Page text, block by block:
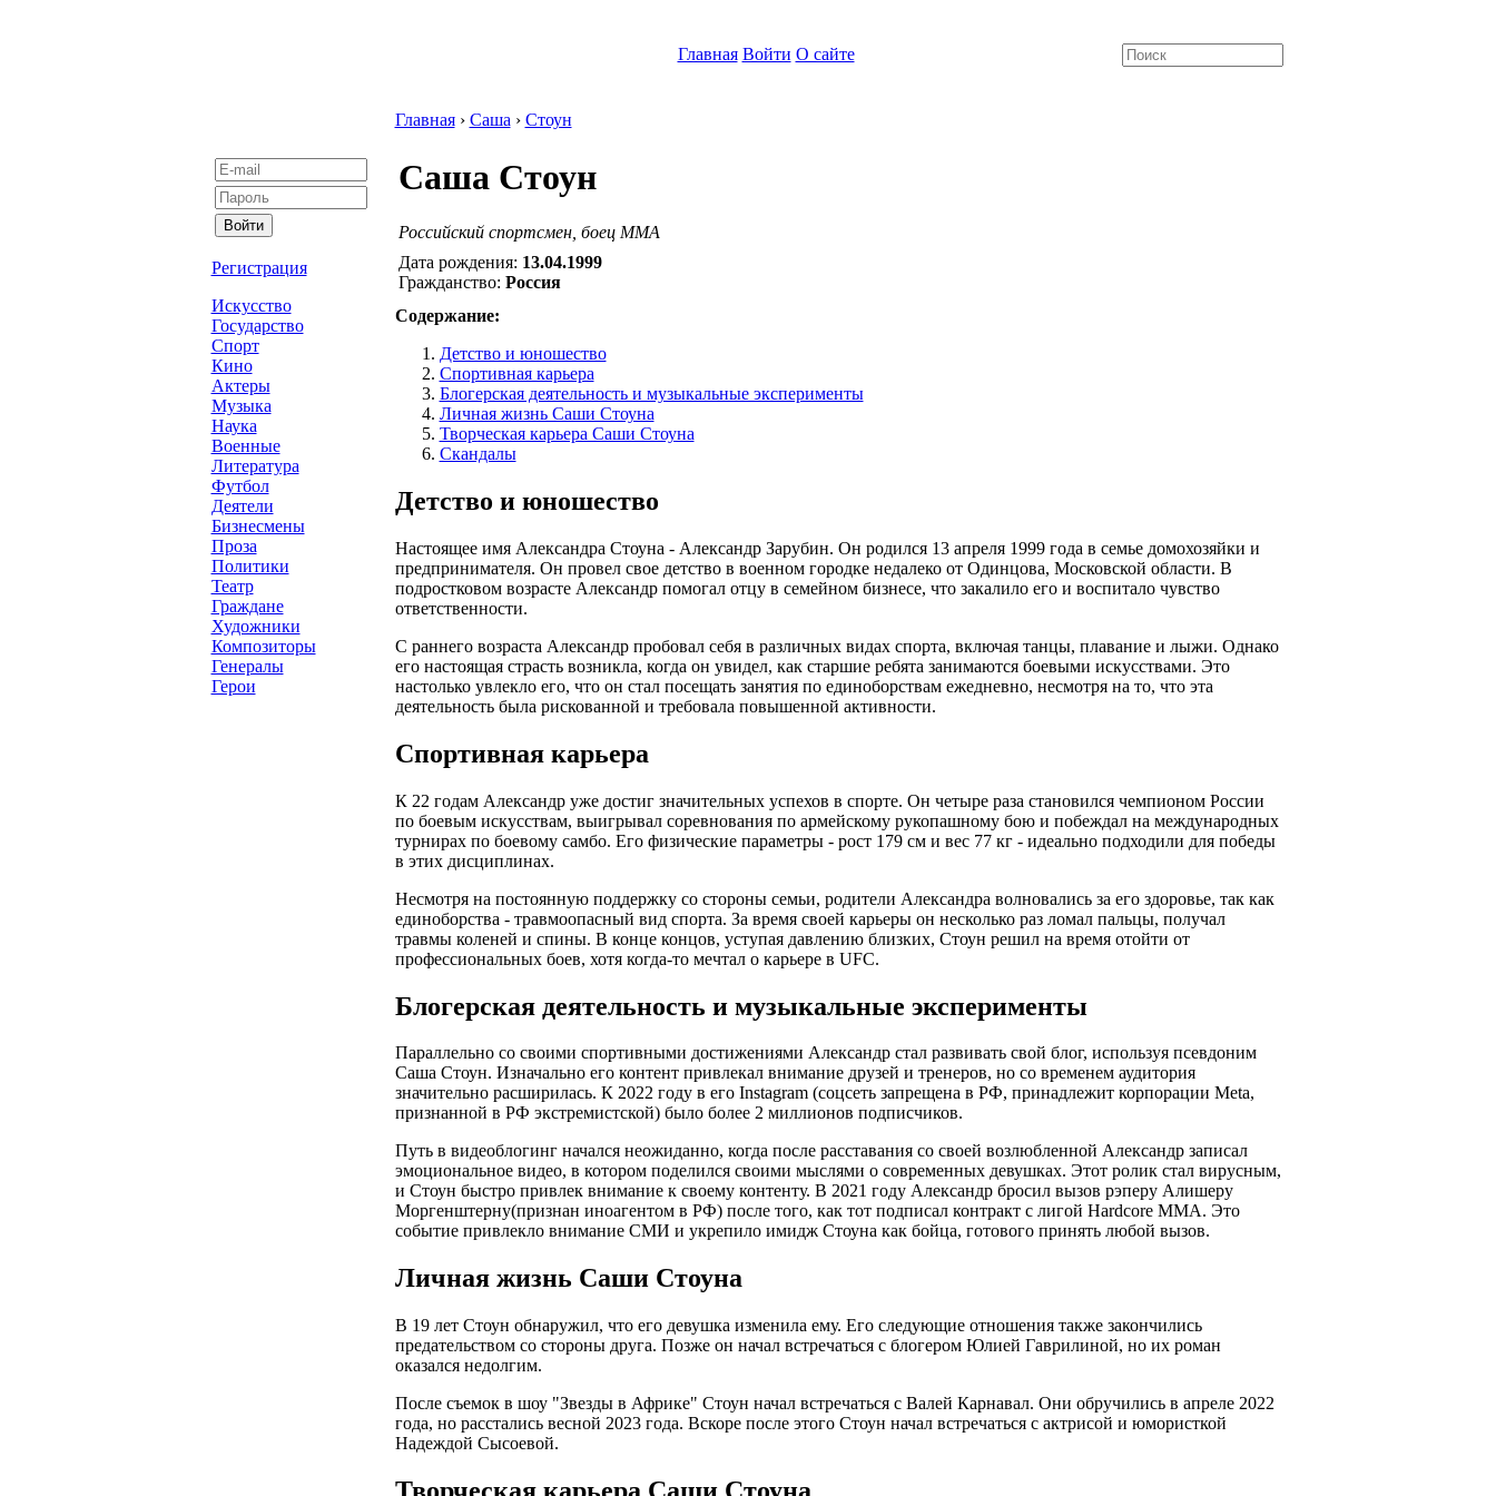
Главная Войти О сайте
Регистрация
Искусство
Государство
Спорт
Кино
Актеры
Музыка
Наука
Военные
Литература
Футбол
Деятели
Бизнесмены
Проза
Политики
Театр
Граждане
Художники
Композиторы
Генералы
Герои
Главная› Саша › Стоун
Саша Стоун
Российский спортсмен, боец ММА
Дата рождения: 13.04.1999
Гражданство: Россия
Содержание:
Детство и юношество
Спортивная карьера
Блогерская деятельность и музыкальные эксперименты
Личная жизнь Саши Стоуна
Творческая карьера Саши Стоуна
Скандалы
Детство и юношество
Настоящее имя Александра Стоуна - Александр Зарубин. Он родился 13 апреля 1999 года в семье домохозяйки и
предпринимателя. Он провел свое детство в военном городке недалеко от Одинцова, Московской области. В
подростковом возрасте Александр помогал отцу в семейном бизнесе, что закалило его и воспитало чувство
ответственности.
С раннего возраста Александр пробовал себя в различных видах спорта, включая танцы, плавание и лыжи. Однако
его настоящая страсть возникла, когда он увидел, как старшие ребята занимаются боевыми искусствами. Это
настолько увлекло его, что он стал посещать занятия по единоборствам ежедневно, несмотря на то, что эта
деятельность была рискованной и требовала повышенной активности.
Спортивная карьера
К 22 годам Александр уже достиг значительных успехов в спорте. Он четыре раза становился чемпионом России
по боевым искусствам, выигрывал соревнования по армейскому рукопашному бою и побеждал на международных
турнирах по боевому самбо. Его физические параметры - рост 179 см и вес 77 кг - идеально подходили для победы
в этих дисциплинах.
Несмотря на постоянную поддержку со стороны семьи, родители Александра волновались за его здоровье, так как
единоборства - травмоопасный вид спорта. За время своей карьеры он несколько раз ломал пальцы, получал
травмы коленей и спины. В конце концов, уступая давлению близких, Стоун решил на время отойти от
профессиональных боев, хотя когда-то мечтал о карьере в UFC.
Блогерская деятельность и музыкальные эксперименты
Параллельно со своими спортивными достижениями Александр стал развивать свой блог, используя псевдоним
Саша Стоун. Изначально его контент привлекал внимание друзей и тренеров, но со временем аудитория
значительно расширилась. К 2022 году в его Instagram (соцсеть запрещена в РФ, принадлежит корпорации Meta,
признанной в РФ экстремистской) было более 2 миллионов подписчиков.
Путь в видеоблогинг начался неожиданно, когда после расставания со своей возлюбленной Александр записал
эмоциональное видео, в котором поделился своими мыслями о современных девушках. Этот ролик стал вирусным,
и Стоун быстро привлек внимание к своему контенту. В 2021 году Александр бросил вызов рэперу Алишеру
Моргенштерну(признан иноагентом в РФ) после того, как тот подписал контракт с лигой Hardcore MMA. Это
событие привлекло внимание СМИ и укрепило имидж Стоуна как бойца, готового принять любой вызов.
Личная жизнь Саши Стоуна
В 19 лет Стоун обнаружил, что его девушка изменила ему. Его следующие отношения также закончились
предательством со стороны друга. Позже он начал встречаться с блогером Юлией Гаврилиной, но их роман
оказался недолгим.
После съемок в шоу "Звезды в Африке" Стоун начал встречаться с Валей Карнавал. Они обручились в апреле 2022
года, но расстались весной 2023 года. Вскоре после этого Стоун начал встречаться с актрисой и юмористкой
Надеждой Сысоевой.